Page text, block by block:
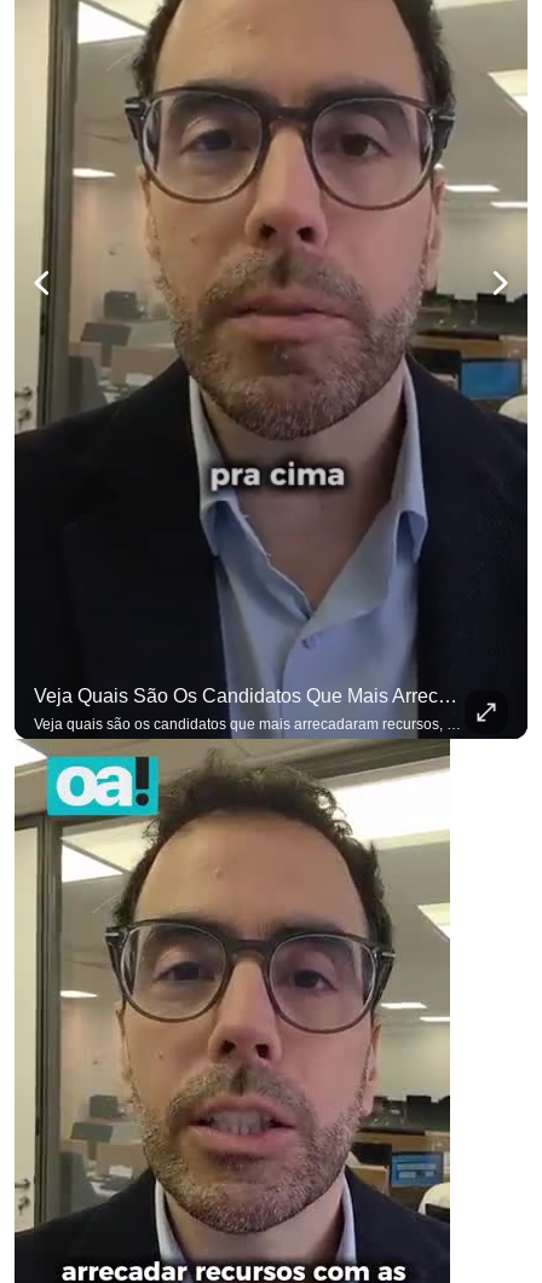
Veja Quais São Os Candidatos Que Mais Arrecadaram Recursos, Até Agora, Por Meio De Vaquinhas Eleito
Veja quais são os candidatos que mais arrecadaram recursos, até agora, por meio de vaquinhas eleitorais. #OAntagonista Se você busca informação com credibilidade, inscreva-se agora e ative o